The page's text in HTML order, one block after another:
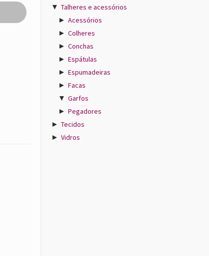
▼ Talheres e acessórios
► Acessórios
► Colheres
► Conchas
► Espátulas
► Espumadeiras
► Facas
▼ Garfos
► Pegadores
► Tecidos
► Vidros